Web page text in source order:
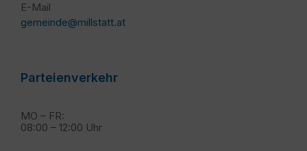
E-Mail
gemeinde@millstatt.at
Parteienverkehr
MO – FR:
08:00 – 12:00 Uhr